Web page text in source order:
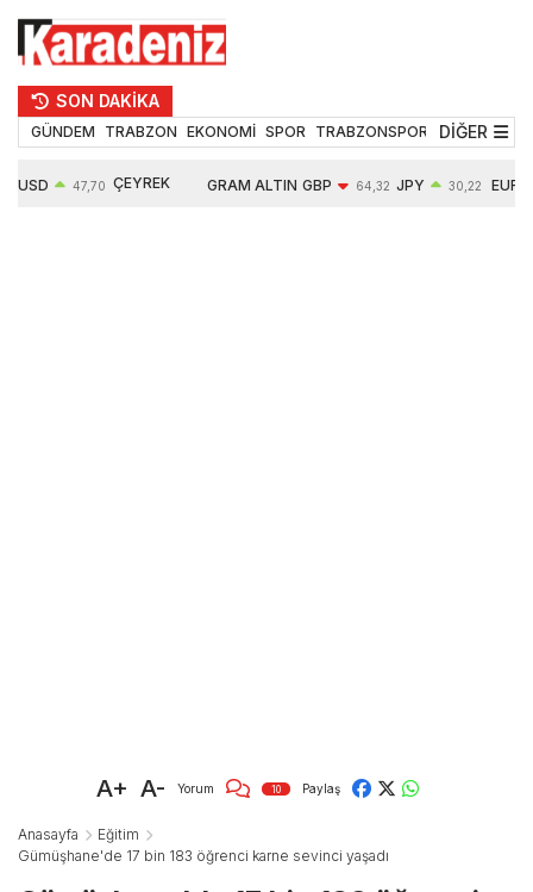
SON DAKİKA
GÜNDEM TRABZON EKONOMİ SPOR TRABZONSPOR TEKNOLOJİ
DİĞER
USD 47,70 ÇEYREK GRAM ALTIN GBP 64,32 JPY 30,22 EUR
A+ A- Yorum 10 Paylaş
Anasayfa
Eğitim
Gümüşhane'de 17 bin 183 öğrenci karne sevinci yaşadı